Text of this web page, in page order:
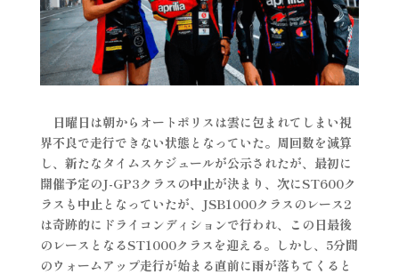
日曜日は朝からオートポリスは雲に包まれてしまい視
界不良で走行できない状態となっていた。周回数を減算
し、新たなタイムスケジュールが公示されたが、最初に
開催予定のJ-GP3クラスの中止が決まり、次にST600ク
ラスも中止となっていたが、JSB1000クラスのレース2
は奇跡的にドライコンディションで行われ、この日最後
のレースとなるST1000クラスを迎える。しかし、5分間
のウォームアップ走行が始まる直前に雨が落ちてくると